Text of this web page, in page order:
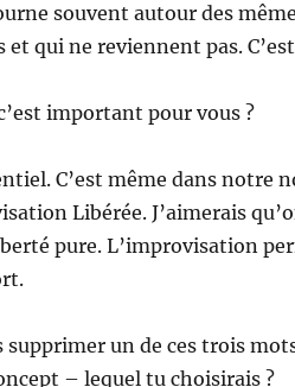
souvent autour des
qui ne reviennent pas.
important pour vous ?
C’est même dans notre
Libérée. J’aimerais
pure. L’improvisation
supprimer un de ces trois
– lequel tu choisirais ?